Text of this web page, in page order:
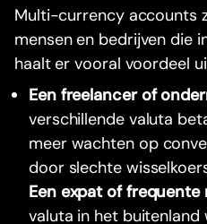
Multi-currency accounts
mensen en bedrijven die
haalt er vooral voordeel
Een freelancer of
verschillende valuta
meer wachten op
door slechte
Een expat of frequente
valuta in het buitenland